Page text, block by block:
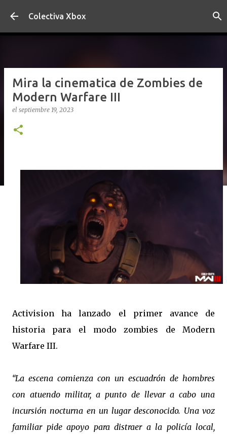
Ir al contenido principal
Colectiva Xbox
Mira la cinematica de Zombies de
Modern Warfare III
el septiembre 19, 2023
Activision ha lanzado el primer avance de
historia para el modo zombies de Modern
Warfare III.
“La escena comienza con un escuadrón de hombres
con atuendo militar, a punto de llevar a cabo una
incursión nocturna en un lugar desconocido. Una voz
familiar pide apoyo para distraer a la policía local,